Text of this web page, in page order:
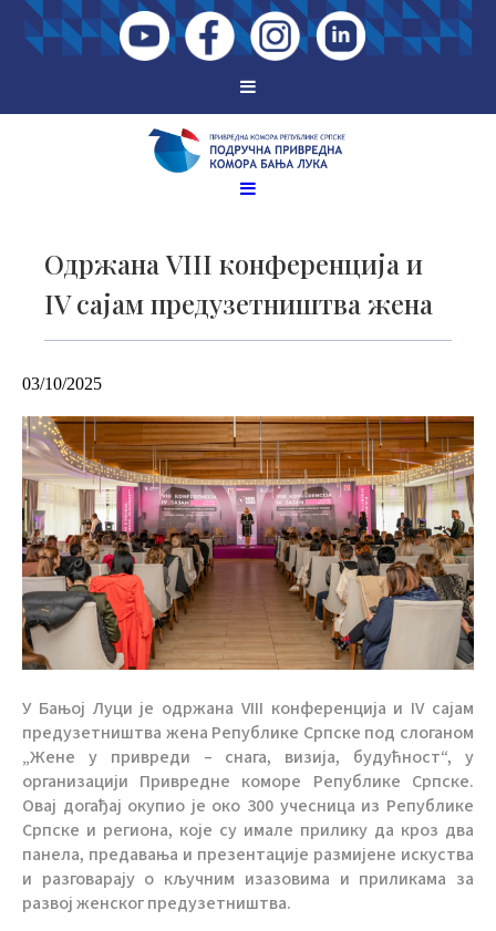
Одржана VIII конференција и
IV сајам предузетништва жена
03/10/2025
У Бањој Луци је одржана VIII конференција и IV сајам
предузетништва жена Републике Српске под слоганом
„Жене у привреди – снага, визија, будућност“, у
организацији Привредне коморе Републике Српске.
Овај догађај окупио је око 300 учесница из Републике
Српске и региона, које су имале прилику да кроз два
панела, предавања и презентације размијене искуства
и разговарају о кључним изазовима и приликама за
развој женског предузетништва.